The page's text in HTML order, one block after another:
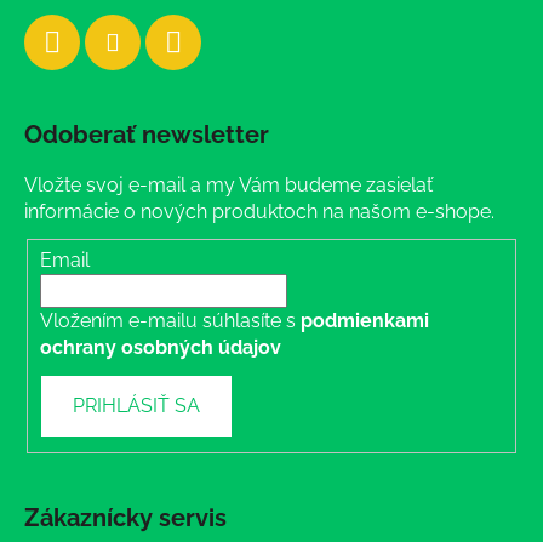
Odoberať newsletter
Vložte svoj e-mail a my Vám budeme zasielať
informácie o nových produktoch na našom e-shope.
Email
Vložením e-mailu súhlasíte s podmienkami
ochrany osobných údajov
PRIHLÁSIŤ SA
Zákaznícky servis